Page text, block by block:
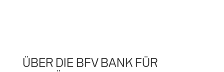
ÜBER DIE BFV BANK FÜR